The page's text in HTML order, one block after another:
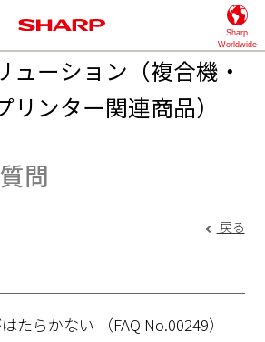
Sharp
Worldwide
ューション（複合機・
リンター関連商品）
問
戻る
たらかない （FAQ No.00249）